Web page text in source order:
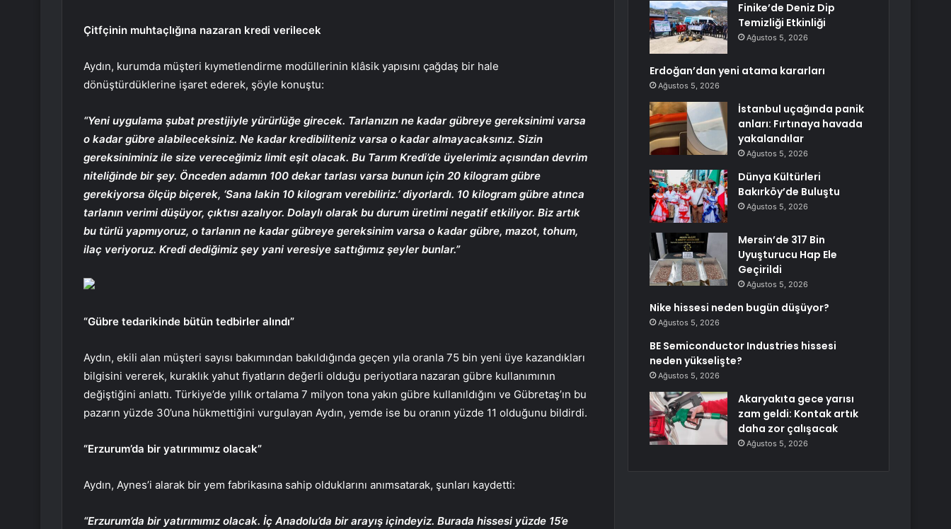
Çitfçinin muhtaçlığına nazaran kredi verilecek
Aydın, kurumda müşteri kıymetlendirme modüllerinin klâsik yapısını çağdaş bir hale
dönüştürdüklerine işaret ederek, şöyle konuştu:
“Yeni uygulama şubat prestijiyle yürürlüğe girecek. Tarlanızın ne kadar gübreye gereksinimi varsa
o kadar gübre alabileceksiniz. Ne kadar kredibiliteniz varsa o kadar almayacaksınız. Sizin
gereksiniminiz ile size vereceğimiz limit eşit olacak. Bu Tarım Kredi’de üyelerimiz açısından devrim
niteliğinde bir şey. Önceden adamın 100 dekar tarlası varsa bunun için 20 kilogram gübre
gerekiyorsa ölçüp biçerek, ‘Sana lakin 10 kilogram verebiliriz.’ diyorlardı. 10 kilogram gübre atınca
tarlanın verimi düşüyor, çıktısı azalıyor. Dolaylı olarak bu durum üretimi negatif etkiliyor. Biz artık
bu türlü yapmıyoruz, o tarlanın ne kadar gübreye gereksinim varsa o kadar gübre, mazot, tohum,
ilaç veriyoruz. Kredi dediğimiz şey yani veresiye sattığımız şeyler bunlar.”
“Gübre tedarikinde bütün tedbirler alındı”
Aydın, ekili alan müşteri sayısı bakımından bakıldığında geçen yıla oranla 75 bin yeni üye kazandıkları
bilgisini vererek, kuraklık yahut fiyatların değerli olduğu periyotlara nazaran gübre kullanımının
değiştiğini anlattı. Türkiye’de yıllık ortalama 7 milyon tona yakın gübre kullanıldığını ve Gübretaş’ın bu
pazarın yüzde 30’una hükmettiğini vurgulayan Aydın, yemde ise bu oranın yüzde 11 olduğunu bildirdi.
“Erzurum’da bir yatırımımız olacak”
Aydın, Aynes’i alarak bir yem fabrikasına sahip olduklarını anımsatarak, şunları kaydetti:
“Erzurum’da bir yatırımımız olacak. İç Anadolu’da bir arayış içindeyiz. Burada hissesi yüzde 15’e
Finike’de Deniz Dip
Temizliği Etkinliği
Ağustos 5, 2026
Erdoğan’dan yeni atama kararları
Ağustos 5, 2026
İstanbul uçağında panik
anları: Fırtınaya havada
yakalandılar
Ağustos 5, 2026
Dünya Kültürleri
Bakırköy’de Buluştu
Ağustos 5, 2026
Mersin’de 317 Bin
Uyuşturucu Hap Ele
Geçirildi
Ağustos 5, 2026
Nike hissesi neden bugün düşüyor?
Ağustos 5, 2026
BE Semiconductor Industries hissesi
neden yükselişte?
Ağustos 5, 2026
Akaryakıta gece yarısı
zam geldi: Kontak artık
daha zor çalışacak
Ağustos 5, 2026